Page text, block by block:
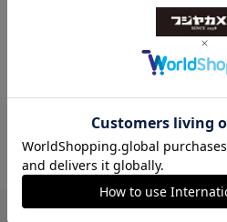
ご注文合計２万円（税込）